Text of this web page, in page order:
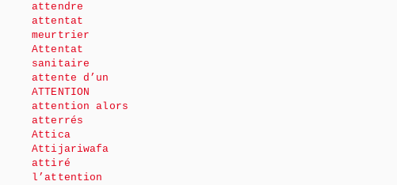
attendre
attentat
meurtrier
Attentat
sanitaire
attente d’un
ATTENTION
attention alors
atterrés
Attica
Attijariwafa
attiré
l’attention